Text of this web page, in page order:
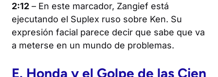
2:12 – En este marcador, Zangief está
ejecutando el Suplex ruso sobre Ken. Su
expresión facial parece decir que sabe que va
a meterse en un mundo de problemas.
E. Honda y el Golpe de las Cien